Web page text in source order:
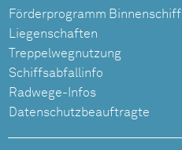
Förderprogramm Binnenschiff
Liegenschaften
Treppelwegnutzung
Schiffsabfallinfo
Radwege-Infos
Datenschutzbeauftragte